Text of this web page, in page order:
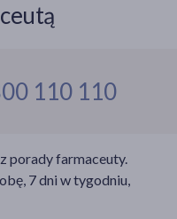
110 110
porady farmaceuty.
7 dni w tygodniu,